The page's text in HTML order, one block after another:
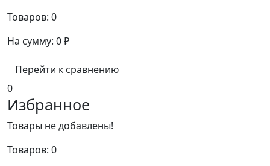
Товаров: 0
На сумму: 0₽
Перейти к сравнению
0
Избранное
Товары не добавлены!
Товаров: 0